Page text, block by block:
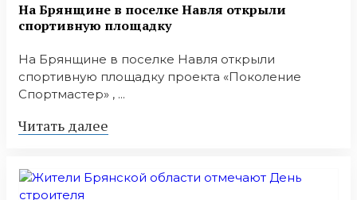
На Брянщине в поселке Навля открыли
спортивную площадку
На Брянщине в поселке Навля открыли
спортивную площадку проекта «Поколение
Спортмастер» , ...
Читать далее